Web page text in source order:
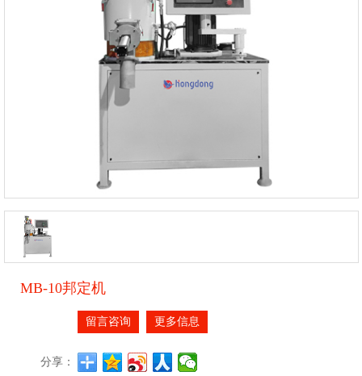
MB-10邦定机
留言咨询 更多信息
分享：